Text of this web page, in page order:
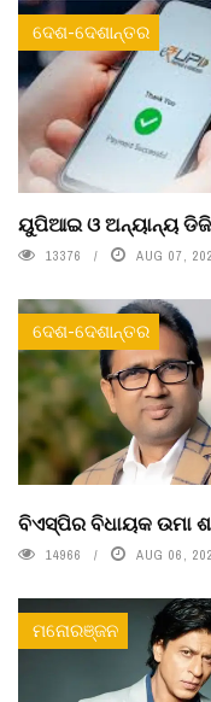
ଦେଶ-ଦେଶାନ୍ତର
ୟୁପିଆଇ ଓ ଅନ୍ୟାନ୍ୟ
13376 AUG 07,
ଦେଶ-ଦେଶାନ୍ତର
ବିଏସ୍‌ପିର ବିଧାୟକ ଉମା
14966 AUG 06,
ମନୋରଞ୍ଜନ